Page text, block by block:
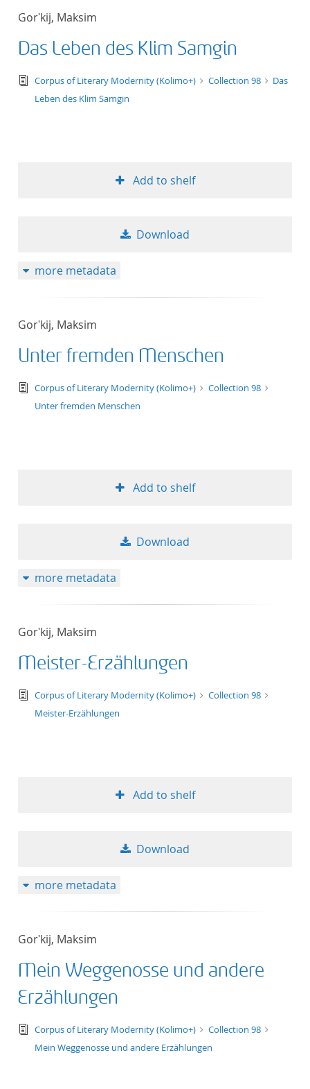
Gorʹkij, Maksim
Das Leben des Klim Samgin
text/tg.edition+tg.aggregation+xml
Corpus of Literary Modernity (Kolimo+) Collection 98
Das
Leben des Klim Samgin
Add to shelf
Download
more metadata
Gorʹkij, Maksim
Unter fremden Menschen
text/tg.edition+tg.aggregation+xml
Corpus of Literary Modernity (Kolimo+)
Collection 98
Unter fremden Menschen
Add to shelf
Download
more metadata
Gorʹkij, Maksim
Meister-Erzählungen
text/tg.edition+tg.aggregation+xml
Corpus of Literary Modernity (Kolimo+)
Collection 98
Meister-Erzählungen
Add to shelf
Download
more metadata
Gorʹkij, Maksim
Mein Weggenosse und andere
Erzählungen
text/tg.edition+tg.aggregation+xml
Corpus of Literary Modernity (Kolimo+)
Collection 98
Mein Weggenosse und andere Erzählungen